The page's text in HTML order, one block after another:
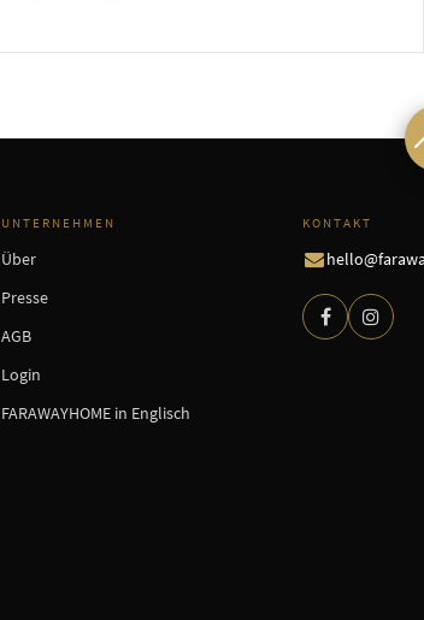
UNTERNEHMEN
Über
Presse
AGB
Login
FARAWAYHOME in Englisch
KONTAKT